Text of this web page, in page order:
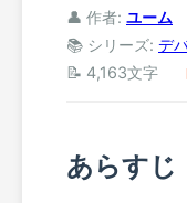
👤 作者: ユーム
📚 シリーズ: デ
📝 4,163文字
あらすじ